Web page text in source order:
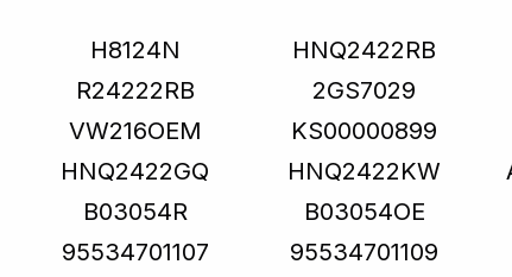
H8124N HNQ2422RB
R24222RB 2GS7029
VW216OEM KS00000899
HNQ2422GQ HNQ2422KW
B03054R B03054OE
95534701107 95534701109